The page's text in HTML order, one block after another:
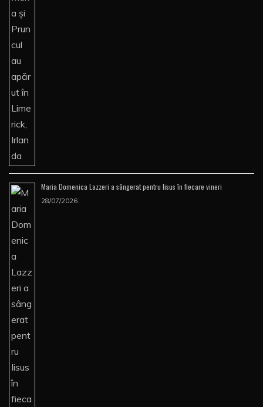
Maria Domenica Lazzeri a sângerat pentru Iisus în fiecare vineri
28/07/2026